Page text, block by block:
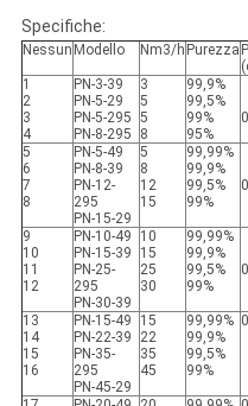
Specifiche:
Nessun Modello Nm3/h Purezza
1
2
3
4
PN-3-39
PN-5-29
PN-5-295
PN-8-295
3
5
5
8
99,9%
99,5%
99%
95%
5
6
7
8
PN-5-49
PN-8-39
PN-12-
295
PN-15-29
5
8
12
15
99,99%
99,9%
99,5%
99%
9
10
11
12
PN-10-49
PN-15-39
PN-25-
295
PN-30-39
10
15
25
30
99,99%
99,9%
99,5%
99%
13
14
15
16
PN-15-49
PN-22-39
PN-35-
295
PN-45-29
15
22
35
45
99,99%
99,9%
99,5%
99%